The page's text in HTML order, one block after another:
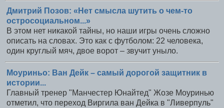
Дмитрий Позов: «Нет смысла шутить о чем-то
остросоциальном...»
В этом нет никакой тайны, но наши игры очень сложно
описать на словах. Это как с футболом: 22 человека,
один круглый мяч, двое ворот – звучит уныло.
Моуриньо: Ван Дейк – самый дорогой защитник в
истории...
Главный тренер "Манчестер Юнайтед" Жозе Моуринью
отметил, что переход Виргила ван Дейка в "Ливерпуль"